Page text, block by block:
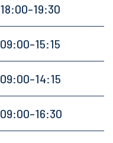
18:00-19:30
09:00-15:15
09:00-14:15
09:00-16:30